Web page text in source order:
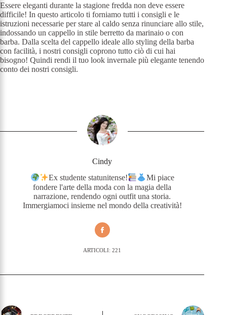
Essere eleganti durante la stagione fredda non deve essere
difficile! In questo articolo ti forniamo tutti i consigli e le
istruzioni necessarie per stare al caldo senza rinunciare allo stile,
indossando un cappello in stile berretto da marinaio o con
barba. Dalla scelta del cappello ideale allo styling della barba
con facilità, i nostri consigli coprono tutto ciò di cui hai
bisogno! Quindi rendi il tuo look invernale più elegante tenendo
conto dei nostri consigli.
Cindy
Ex studente statunitense!
Mi piace
fondere l'arte della moda con la magia della
narrazione, rendendo ogni outfit una storia.
Immergiamoci insieme nel mondo della creatività!
ARTICOLI: 221